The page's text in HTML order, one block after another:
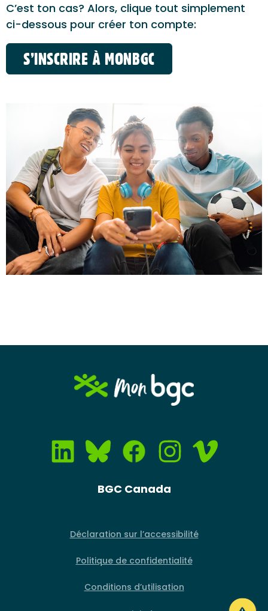
C’est ton cas? Alors, clique tout simplement
ci-dessous pour créer ton compte:
S’INSCRIRE À MONBGC
Image
BGC Canada
Déclaration sur l’accessibilité
Politique de confidentialité
Conditions d’utilisation